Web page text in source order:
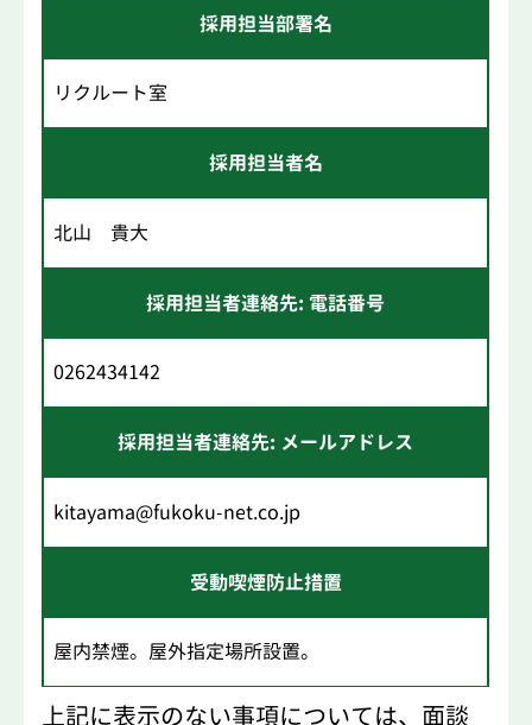
採用担当部署名
リクルート室
採用担当者名
北山 貴大
採用担当者連絡先: 電話番号
0262434142
採用担当者連絡先: メールアドレス
kitayama@fukoku-net.co.jp
受動喫煙防止措置
屋内禁煙。屋外指定場所設置。
上記に表示のない事項については、面談